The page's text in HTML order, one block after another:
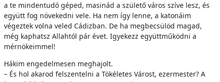
a te mindentudó géped, masinád a születő város szíve lesz, és
együtt fog növekedni vele. Ha nem így lenne, a katonáim
végeztek volna veled Cádizban. De ha megbecsülöd magad,
még kaphatsz Allahtól pár évet. Igyekezz együttműködni a
mérnökeimmel!
Hákim engedelmesen meghajolt.
– És hol akarod felszentelni a Tökéletes Várost, ezermester? A